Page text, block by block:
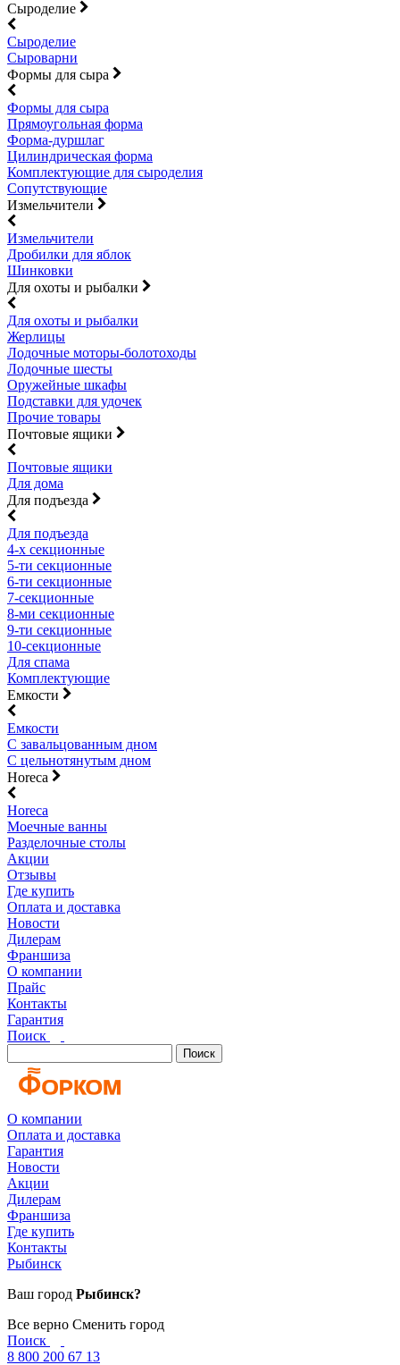
Сыроделие
Сыроделие
Сыроварни
Формы для сыра
Формы для сыра
Прямоугольная форма
Форма-дуршлаг
Цилиндрическая форма
Комплектующие для сыроделия
Сопутствующие
Измельчители
Измельчители
Дробилки для яблок
Шинковки
Для охоты и рыбалки
Для охоты и рыбалки
Жерлицы
Лодочные моторы-болотоходы
Лодочные шесты
Оружейные шкафы
Подставки для удочек
Прочие товары
Почтовые ящики
Почтовые ящики
Для дома
Для подъезда
Для подъезда
4-х секционные
5-ти секционные
6-ти секционные
7-секционные
8-ми секционные
9-ти секционные
10-секционные
Для спама
Комплектующие
Емкости
Емкости
С завальцованным дном
С цельнотянутым дном
Horeca
Horeca
Моечные ванны
Разделочные столы
Акции
Отзывы
Где купить
Оплата и доставка
Новости
Дилерам
Франшиза
О компании
Прайс
Контакты
Гарантия
Поиск
Поиск
О компании
Оплата и доставка
Гарантия
Новости
Акции
Дилерам
Франшиза
Где купить
Контакты
Рыбинск
Ваш город Рыбинск?
Все верно Сменить город
Поиск
8 800 200 67 13